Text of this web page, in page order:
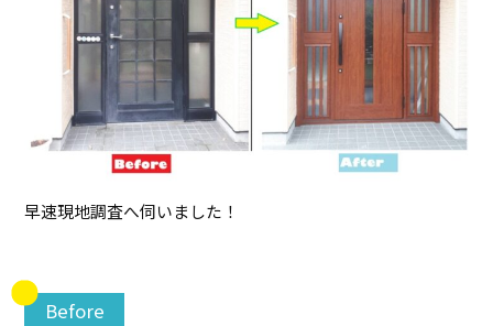
早速現地調査へ伺いました！
Before